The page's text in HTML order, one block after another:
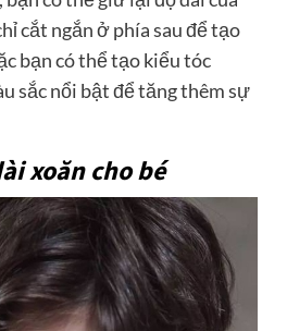
cắt ngắn ở phía sau để tạo
bạn có thể tạo kiểu tóc
sắc nổi bật để tăng thêm sự
xoăn cho bé